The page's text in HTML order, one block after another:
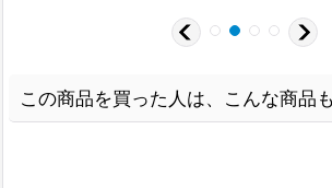
この商品を買った人は、こんな商品